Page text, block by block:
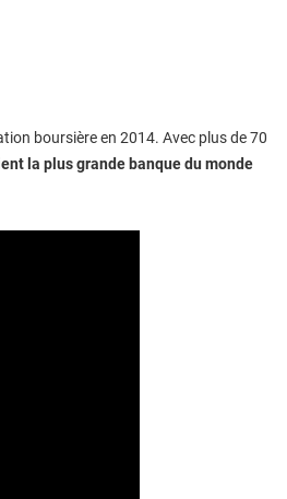
boursière en 2014. Avec plus de 70
la plus grande banque du monde